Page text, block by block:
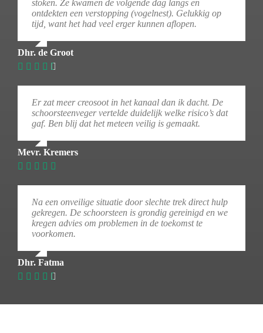
stoken. Ze kwamen de volgende dag langs en
ontdekten een verstopping (vogelnest). Gelukkig op
tijd, want het had veel erger kunnen aflopen.
Dhr. de Groot
Er zat meer creosoot in het kanaal dan ik dacht. De
schoorsteenveger vertelde duidelijk welke risico’s dat
gaf. Ben blij dat het meteen veilig is gemaakt.
Mevr. Kremers
Na een onveilige situatie door slechte trek direct hulp
gekregen. De schoorsteen is grondig gereinigd en we
kregen advies om problemen in de toekomst te
voorkomen.
Dhr. Fatma